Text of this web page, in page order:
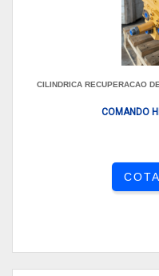
CILINDRICA RECUPERACAO
COMANDO